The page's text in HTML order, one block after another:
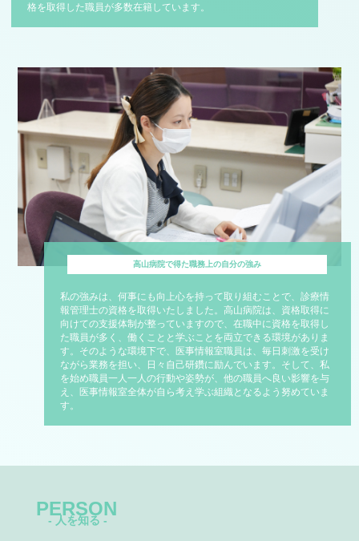
格を取得した職員が多数在籍しています。
高山病院で得た職務上の自分の強み
私の強みは、何事にも向上心を持って取り組むことで、診療情
報管理士の資格を取得いたしました。高山病院は、資格取得に
向けての支援体制が整っていますので、在職中に資格を取得し
た職員が多く、働くことと学ぶことを両立できる環境がありま
す。そのような環境下で、医事情報室職員は、毎日刺激を受け
ながら業務を担い、日々自己研鑽に励んでいます。そして、私
を始め職員一人一人の行動や姿勢が、他の職員へ良い影響を与
え、医事情報室全体が自ら考え学ぶ組織となるよう努めていま
す。
PERSON
- 人を知る -